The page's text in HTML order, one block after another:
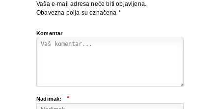
Vaša e-mail adresa neće biti objavljena.
Obavezna polja su označena *
Komentar
Nadimak: *